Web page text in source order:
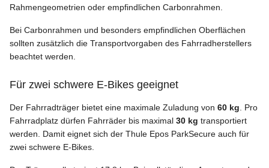
Rahmengeometrien oder empfindlichen Carbonrahmen.
Bei Carbonrahmen und besonders empfindlichen Oberflächen
sollten zusätzlich die Transportvorgaben des Fahrradherstellers
beachtet werden.
Für zwei schwere E-Bikes geeignet
Der Fahrradträger bietet eine maximale Zuladung von 60 kg . Pro
Fahrradplatz dürfen Fahrräder bis maximal 30 kg transportiert
werden. Damit eignet sich der Thule Epos ParkSecure auch für
zwei schwere E-Bikes.